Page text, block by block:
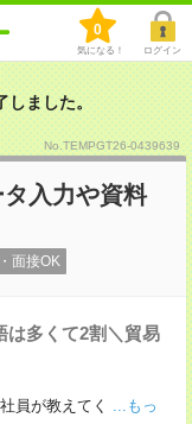
0
気になる！ ログイン
ました。
No.TEMPGT26-0439639
タ入力や資料
面接OK
多くて2割＼貿易
員が教えてく
...もっ